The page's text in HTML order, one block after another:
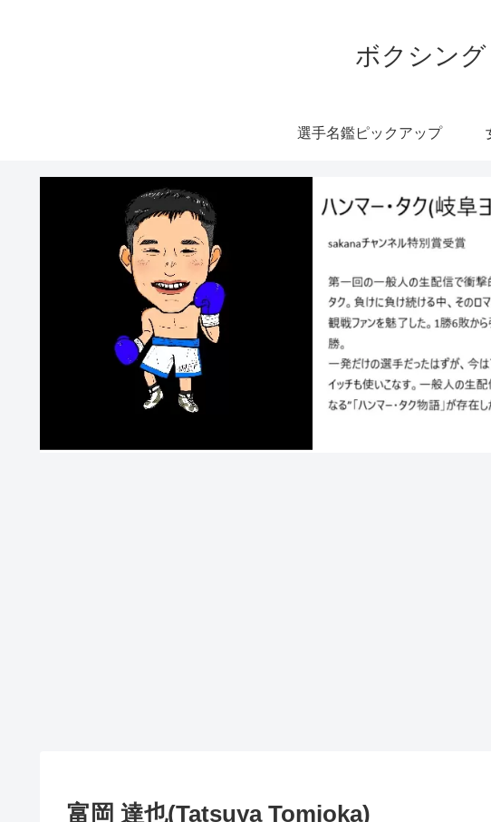
ボクシン
選手名鑑ピックアップ
富岡 達也(Tatsuya Tomioka)